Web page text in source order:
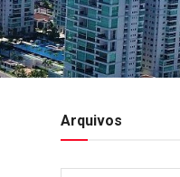
Arquivos